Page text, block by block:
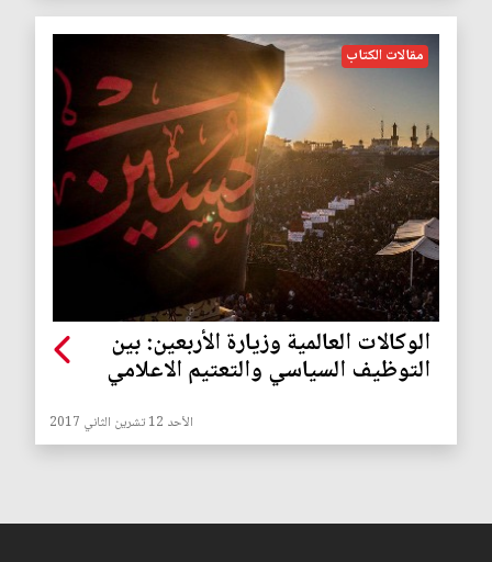
مقالات الكتاب
الوكالات العالمية وزيارة الأربعين: بين
التوظيف السياسي والتعتيم الاعلامي
الأحد 12 تشرين الثاني 2017